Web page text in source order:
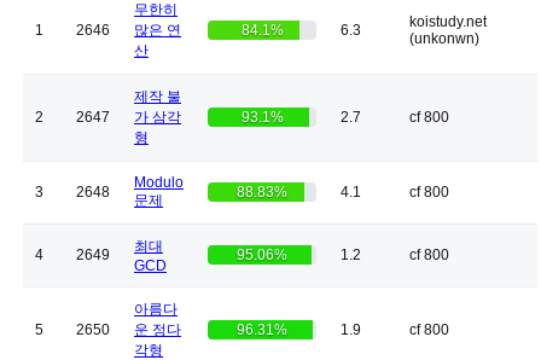
1 2646
무한히
많은 연
산
84.1% 6.3
koistudy.net
(unkonwn)
2 2647
제작 불
가 삼각
형
93.1% 2.7 cf 800
3 2648
Modulo
문제
88.83% 4.1 cf 800
4 2649
최대
GCD
95.06% 1.2 cf 800
5 2650
아름다
운 정다
각형
96.31% 1.9 cf 800